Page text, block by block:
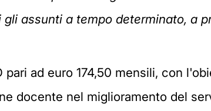
assunti a tempo determinato, a
pari ad euro 174,50 mensili, con
docente nel miglioramento del